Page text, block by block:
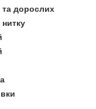
та дорослих